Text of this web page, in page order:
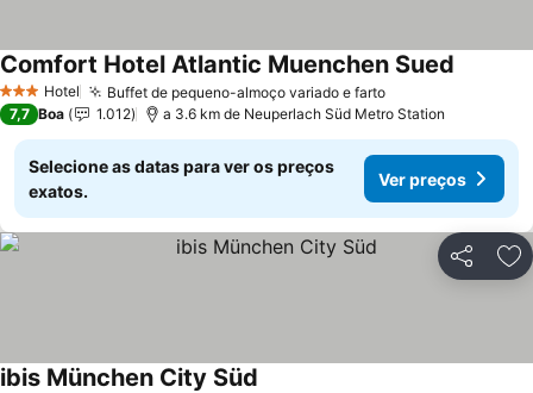
3 EstrelasHotel Buffet de pequeno-almoço variado e fartoVer preços
Comfort Hotel Atlantic Muenchen Sued
7,7 Boa 1.012 a 3.6 km de Neuperlach Süd Metro Station
Selecione as datas para ver os preços
exatos.
Ver preços
Partilhar
ibis München City Süd